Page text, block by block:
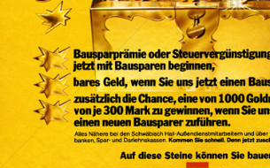
Bausparkasse Schwäbisch Hall AG